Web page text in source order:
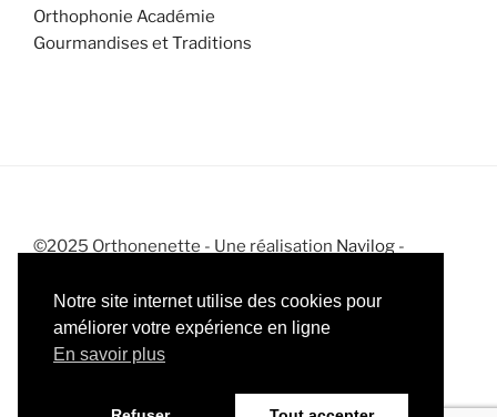
Orthophonie Académie
Gourmandises et Traditions
©2025 Orthonenette - Une réalisation Navilog -
InstagramFacebook RSS
Notre site internet utilise des cookies pour
améliorer votre expérience en ligne
En savoir plus